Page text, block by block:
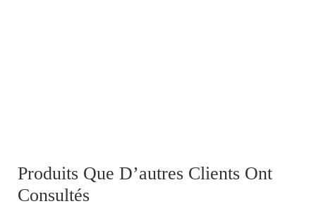
Produits Que D’autres Clients Ont
Consultés